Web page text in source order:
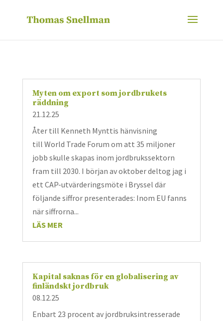
Myten om export som jordbrukets
räddning
21.12.25
Åter till Kenneth Mynttis hänvisning
till World Trade Forum om att 35 miljoner
jobb skulle skapas inom jordbrukssektorn
fram till 2030. I början av oktober deltog jag i
ett CAP-utvärderingsmöte i Bryssel där
följande siffror presenterades: Inom EU fanns
när siffrorna...
LÄS MER
Kapital saknas för en globalisering av
finländskt jordbruk
08.12.25
Enbart 23 procent av jordbruksintresserade